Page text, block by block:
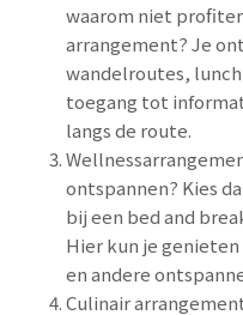
waarom niet
arrangement? Je
wandelroutes,
toegang tot
langs de route.
ontspannen? Kies
bij een bed and
Hier kun je genieten
en andere
Culinair